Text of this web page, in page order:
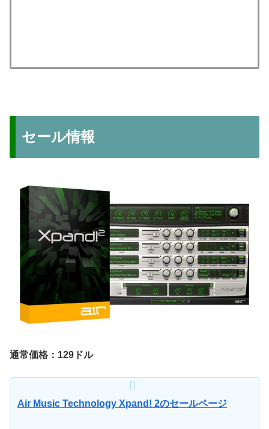
セール情報
通常価格：129ドル
Air Music Technology Xpand! 2のセールページ